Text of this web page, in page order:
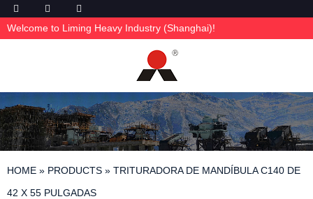
Welcome to Liming Heavy Industry (Shanghai)!
HOME » PRODUCTS » TRITURADORA DE MANDÍBULA C140 DE
42 X 55 PULGADAS